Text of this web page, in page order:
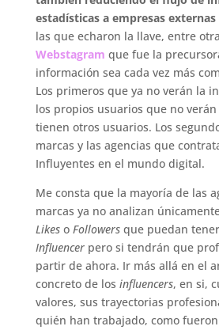
estadísticas a empresas externas
las que echaron la llave, entre
Webstagram que fue la
información sea cada vez más
Los primeros que ya no verán la
los propios usuarios que no
tienen otros usuarios. Los
marcas y las agencias que
Influyentes en el mundo digital.
Me consta que la mayoría de las
marcas ya no analizan
Likeso Followersque puedan
Influencer pero si tendrán que
partir de ahora. Ir más allá en el
concreto de los influencers, en si,
valores, sus trayectorias
quién han trabajado, como